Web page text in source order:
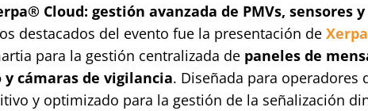
Cloud: gestión avanzada de PMVs, sensores
destacados del evento fue la presentación de
para la gestión centralizada de paneles de
cámaras de vigilancia. Diseñada para
y optimizado para la gestión de la señalización